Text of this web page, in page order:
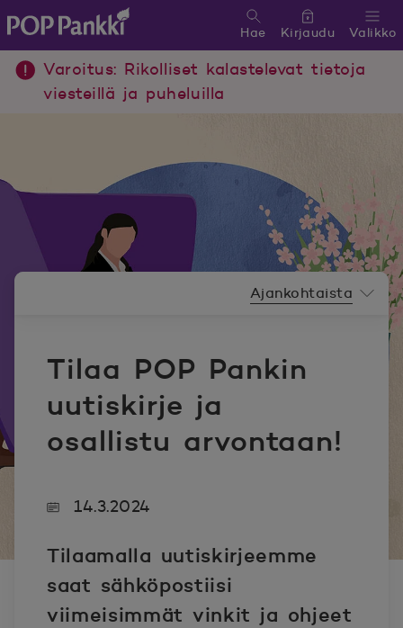
POP Pankki, etusivulle
Valikko
Hae Kirjaudu
Varoitus: Rikolliset kalastelevat tietoja
viesteillä ja puheluilla
Tilaa POP Pankin
uutiskirje ja
osallistu arvontaan!
Ajankohtaista
14.3.2024
Tilaamalla uutiskirjeemme
saat sähköpostiisi
viimeisimmät vinkit ja ohjeet